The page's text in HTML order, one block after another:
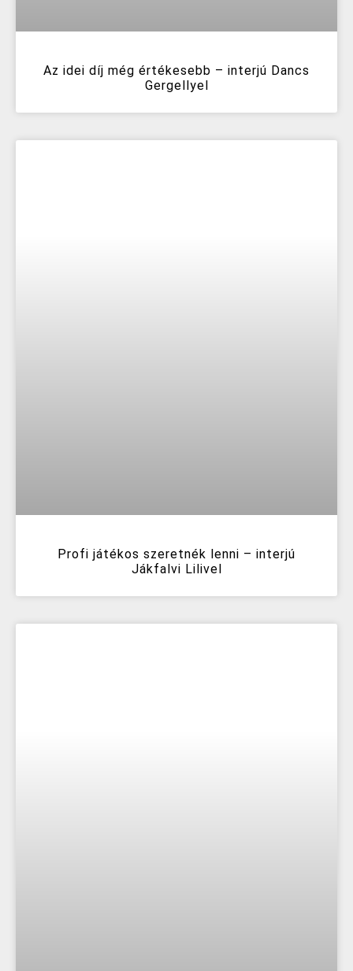
Az idei díj még értékesebb – interjú Dancs
Gergellyel
Profi játékos szeretnék lenni – interjú
Jákfalvi Lilivel